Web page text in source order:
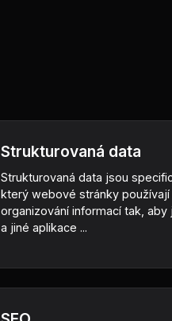
Strukturovaná data
Strukturovaná data jsou
který webové stránky používají
organizování informací tak, aby
a jiné aplikace ...